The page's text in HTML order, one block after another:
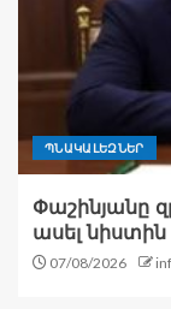
ՊՆԱԿԱԼԵԶՆԵՐ
Փաշինյանը
ասել նիստին
07/08/2026